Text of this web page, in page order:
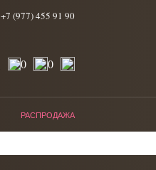
+7 (977) 455 91 90
0 0
РАСПРОДАЖА